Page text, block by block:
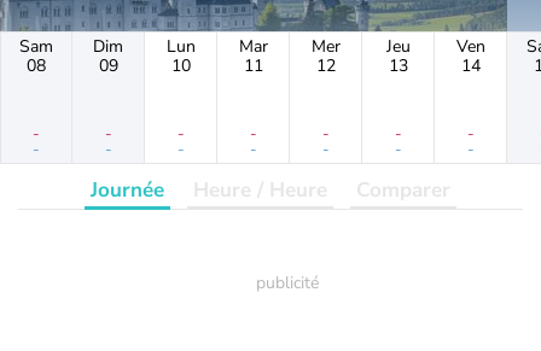
Sam
08
-
-
Dim
09
-
-
Lun
10
-
-
Mar
11
-
-
Mer
12
-
-
Jeu
13
-
-
Ven
14
-
-
Journée Heure / Heure Comparer